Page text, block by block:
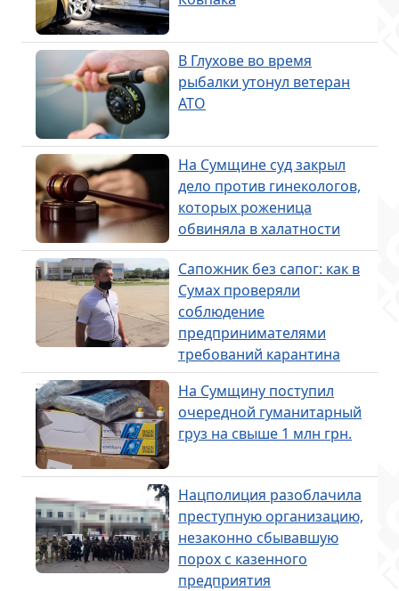
В Глухове во время
рыбалки утонул ветеран
АТО
На Сумщине суд закрыл
дело против гинекологов,
которых роженица
обвиняла в халатности
Сапожник без сапог: как в
Сумах проверяли
соблюдение
предпринимателями
требований карантина
На Сумщину поступил
очередной гуманитарный
груз на свыше 1 млн грн.
Нацполиция разоблачила
преступную организацию,
незаконно сбывавшую
порох с казенного
предприятия